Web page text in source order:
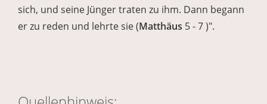
sich, und seine Jünger traten zu ihm. Dann begann
er zu reden und lehrte sie (Matthäus 5 - 7 )".